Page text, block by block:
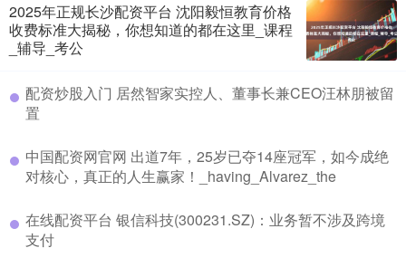
2025年正规长沙配资平台 沈阳毅恒教育价格
收费标准大揭秘，你想知道的都在这里_课程
_辅导_考公
配资炒股入门 居然智家实控人、董事长兼CEO汪林朋被留
置
中国配资网官网 出道7年，25岁已夺14座冠军，如今成绝
对核心，真正的人生赢家！_having_Alvarez_the
在线配资平台 银信科技(300231.SZ)：业务暂不涉及跨境
支付